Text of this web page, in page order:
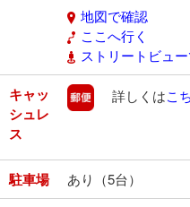
地図で確認
ここへ行く
ストリートビュ
キャッ
シュレ
ス
郵便
詳しくはこ
駐車場 あり（5台）